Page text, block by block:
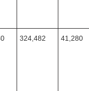
324,482 41,280